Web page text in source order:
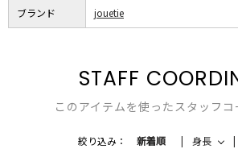
ブランド jouetie
STAFF
このアイテムを使ったスタッフコ
絞り込み： 新着順 身長